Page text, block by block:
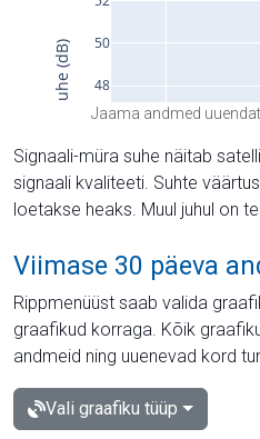
Jaama andmed
Signaali-müra suhe näitab
signaali kvaliteeti. Suhte
loetakse heaks. Muul juhul on
Viimase 30 päeva
Rippmenüüst saab valida
graafikud korraga. Kõik
andmeid ning uuenevad kord
Vali graafiku tüüp